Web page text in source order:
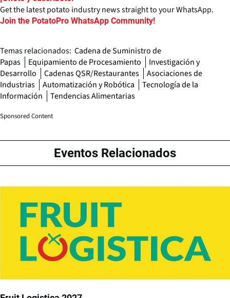
Get the latest potato industry news straight to your WhatsApp.
Join the PotatoPro WhatsApp Community!
Temas relacionados: Cadena de Suministro de
Papas
Equipamiento de Procesamiento
Investigación y
Desarrollo
Cadenas QSR/Restaurantes
Asociaciones de
Industrias
Automatización y Robótica
Tecnología de la
Información
Tendencias Alimentarias
Sponsored Content
Eventos Relacionados